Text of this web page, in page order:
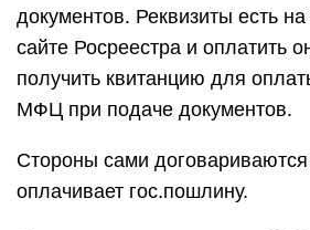
документов. Реквизиты есть
сайте Росреестра и оплатить
получить квитанцию для
МФЦ при подаче документов.
Стороны сами договариваются
оплачивает гос.пошлину.